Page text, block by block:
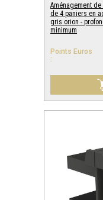
Aménagement
de 4 paniers en
gris orion -
minimum
Points Euros
: